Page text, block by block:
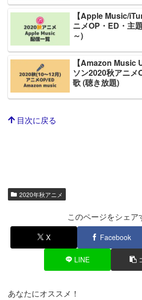
【Apple Music/
ニメOP・ED・主
～)
【Amazon Music
ソン2020秋アニメ
歌 (聴き放題)
目次に戻る
2020年秋アニメ
このページをシェア
X Facebook
LINE
あなたにオススメ！